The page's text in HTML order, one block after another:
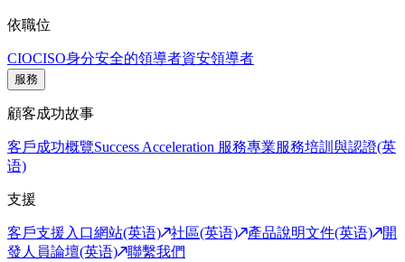
依職位
CIOCISO身分安全的領導者資安領導者
服務
顧客成功故事
客戶成功概覽Success Acceleration 服務專業服務培訓與認證(英
语)
支援
客戶支援入口網站(英语) 社區(英语) 產品說明文件(英语)
開
發人員論壇(英语)
聯繫我們